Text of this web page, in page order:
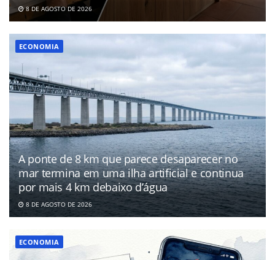
8 DE AGOSTO DE 2026
ECONOMIA
A ponte de 8 km que parece desaparecer no
mar termina em uma ilha artificial e continua
por mais 4 km debaixo d’água
8 DE AGOSTO DE 2026
ECONOMIA